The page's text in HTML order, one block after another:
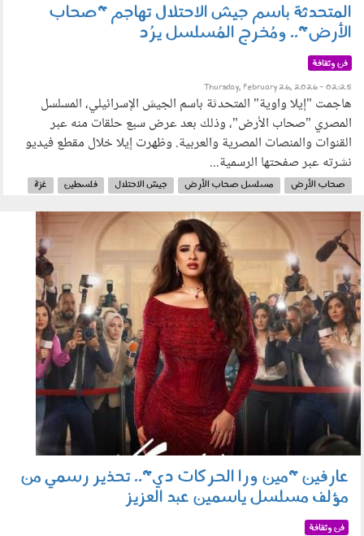
المتحدثة باسم جيش الاحتلال تهاجم "صحاب
الأرض".. ومُخرج المُسلسل يرُد
فن وثقافة
Thursday, February 26, 2026 - 02:25
هاجمت "إيلا واوية" المتحدثة باسم الجيش الإسرائيلي، المسلسل
المصري "صحاب الأرض"، وذلك بعد عرض سبع حلقات منه عبر
القنوات والمنصات المصرية والعربية. وظهرت إيلا خلال مقطع فيديو
نشرته عبر صفحتها الرسمية...
صحاب الأرض مسلسل صحاب الأرض جيش الاحتلال فلسطين
غزة
220202.jpg
عارفين "مين ورا الحركات دي".. تحذير رسمي من
مؤلف مسلسل ياسمين عبد العزيز
فن وثقافة